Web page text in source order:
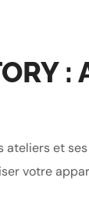
:
et
votre